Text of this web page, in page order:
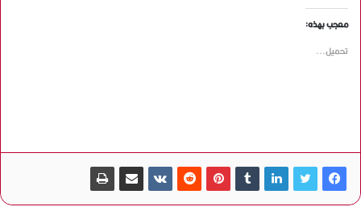
معجب بهذه:
تحميل...